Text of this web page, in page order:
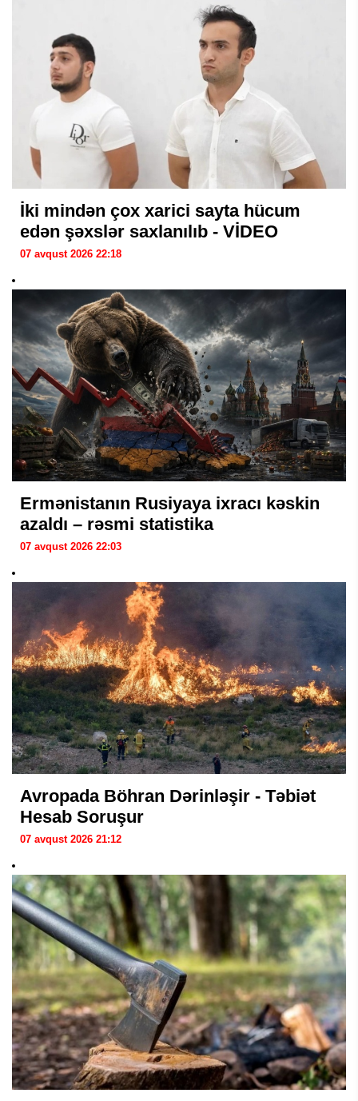
İki mindən çox xarici sayta hücum
edən şəxslər saxlanılıb - VİDEO
07 avqust 2026 22:18
Ermənistanın Rusiyaya ixracı kəskin
azaldı – rəsmi statistika
07 avqust 2026 22:03
Avropada Böhran Dərinləşir - Təbiət
Hesab Soruşur
07 avqust 2026 21:12